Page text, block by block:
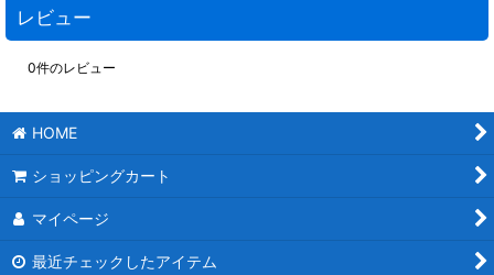
レビュー
0件のレビュー
HOME
ショッピングカート
マイページ
最近チェックしたアイテム